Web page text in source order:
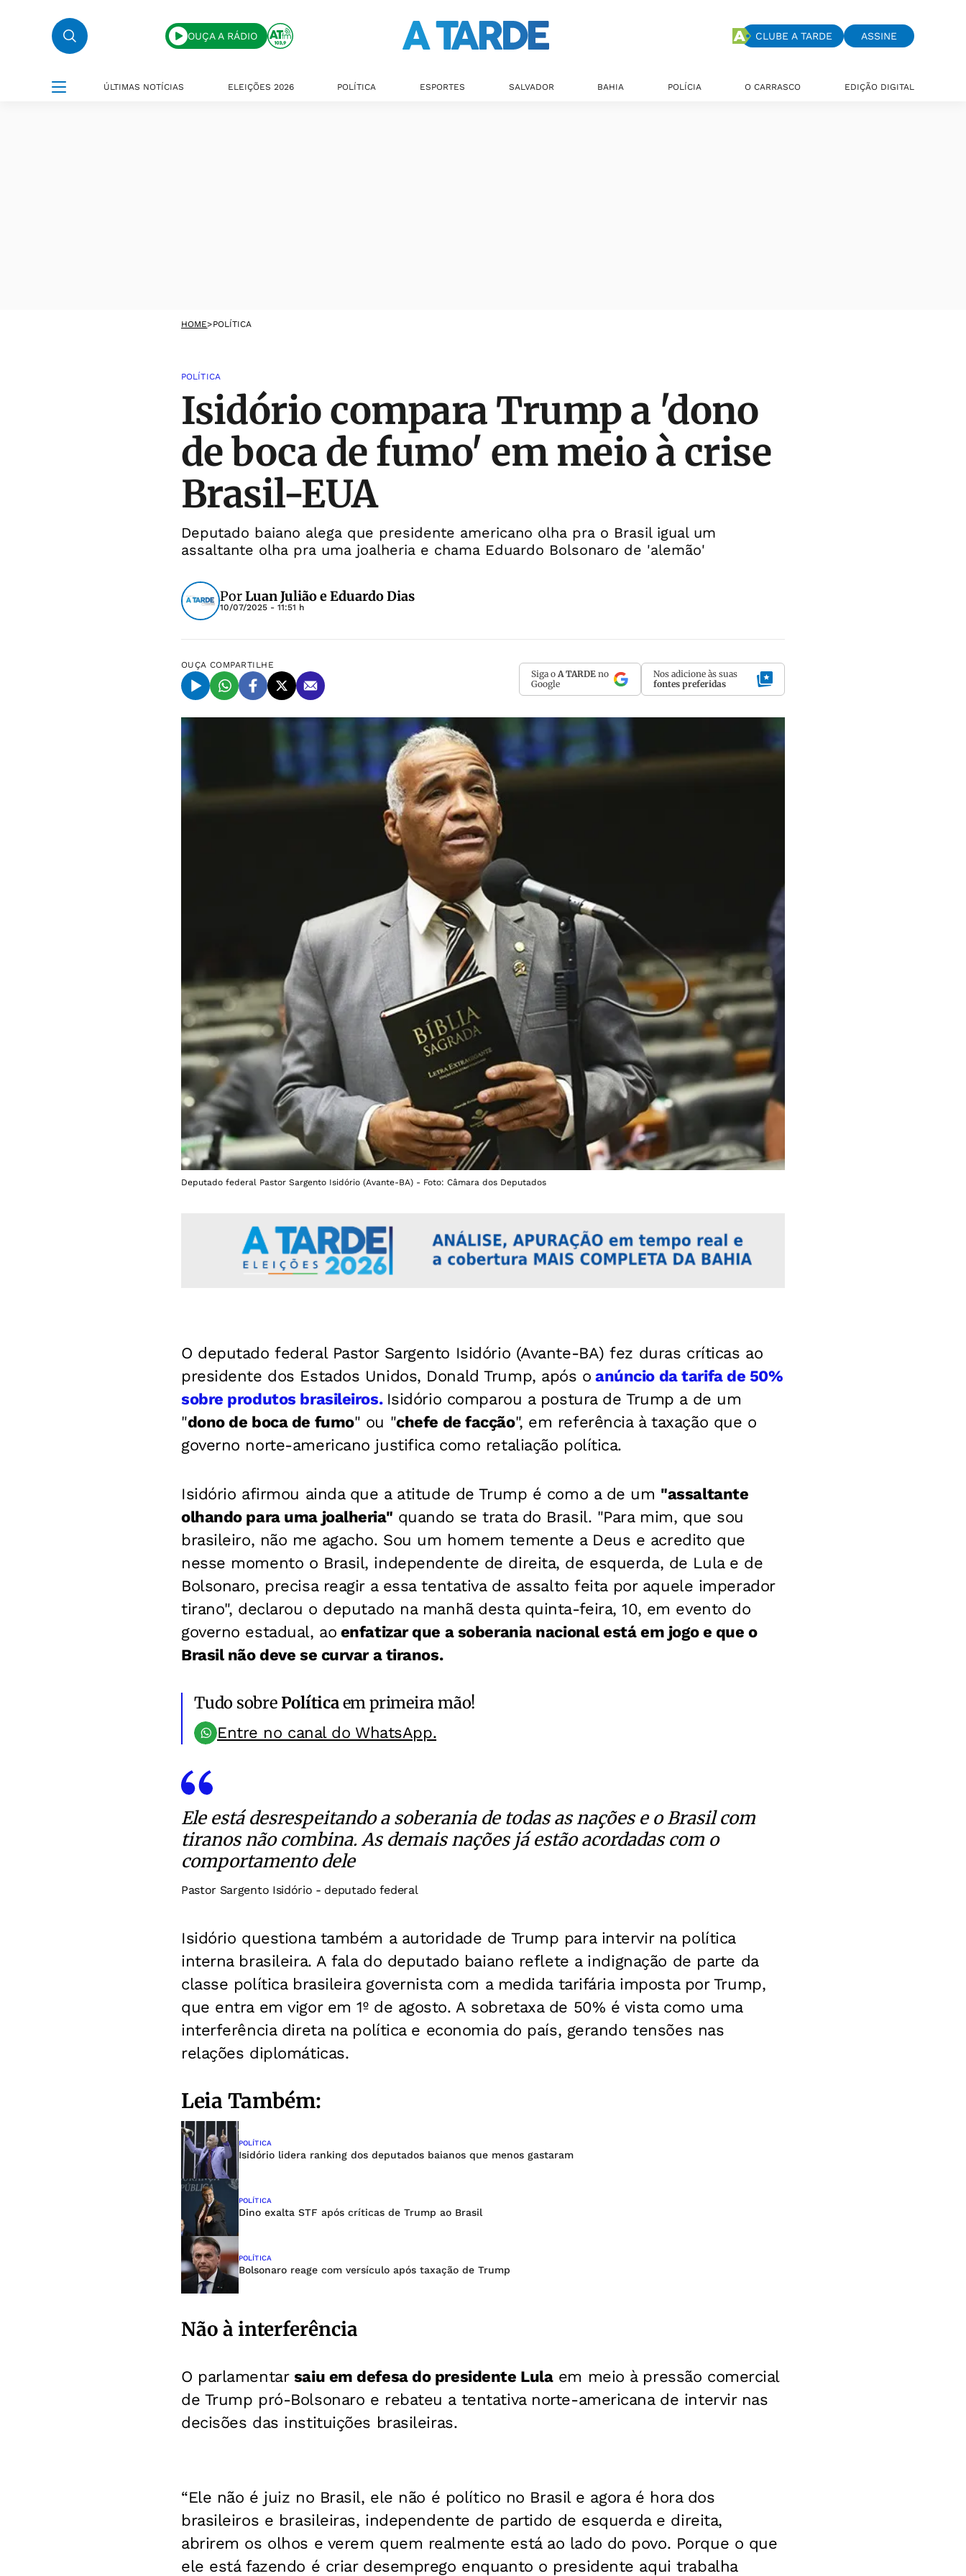
OUÇA A RÁDIO CLUBE A TARDE ASSINE
ÚLTIMAS NOTÍCIAS ELEIÇÕES 2026 POLÍTICA ESPORTES SALVADOR BAHIA POLÍCIA O CARRASCO EDIÇÃO DIGITAL
HOME>POLÍTICA
POLÍTICA
Isidório compara Trump a 'dono
de boca de fumo' em meio à crise
Brasil-EUA
Deputado baiano alega que presidente americano olha pra o Brasil igual um
assaltante olha pra uma joalheria e chama Eduardo Bolsonaro de 'alemão'
PorLuan Julião e Eduardo Dias
10/07/2025 - 11:51 h
OUÇA COMPARTILHE
Siga o A TARDE no
Google
Nos adicione às suas
fontes preferidas
Deputado federal Pastor Sargento Isidório (Avante-BA) - Foto: Câmara dos Deputados
O deputado federal Pastor Sargento Isidório (Avante-BA) fez duras críticas ao
presidente dos Estados Unidos, Donald Trump, após o anúncio da tarifa de 50%
sobre produtos brasileiros. Isidório comparou a postura de Trump a de um
"dono de boca de fumo" ou "chefe de facção", em referência à taxação que o
governo norte-americano justifica como retaliação política.
Isidório afirmou ainda que a atitude de Trump é como a de um "assaltante
olhando para uma joalheria" quando se trata do Brasil. "Para mim, que sou
brasileiro, não me agacho. Sou um homem temente a Deus e acredito que
nesse momento o Brasil, independente de direita, de esquerda, de Lula e de
Bolsonaro, precisa reagir a essa tentativa de assalto feita por aquele imperador
tirano", declarou o deputado na manhã desta quinta-feira, 10, em evento do
governo estadual, ao enfatizar que a soberania nacional está em jogo e que o
Brasil não deve se curvar a tiranos.
Tudo sobrePolíticaem primeira mão!
Entre no canal do WhatsApp.
Ele está desrespeitando a soberania de todas as nações e o Brasil com
tiranos não combina. As demais nações já estão acordadas com o
comportamento dele
Pastor Sargento Isidório - deputado federal
Isidório questiona também a autoridade de Trump para intervir na política
interna brasileira. A fala do deputado baiano reflete a indignação de parte da
classe política brasileira governista com a medida tarifária imposta por Trump,
que entra em vigor em 1º de agosto. A sobretaxa de 50% é vista como uma
interferência direta na política e economia do país, gerando tensões nas
relações diplomáticas.
Leia Também:
POLÍTICA
Isidório lidera ranking dos deputados baianos que menos gastaram
POLÍTICA
Dino exalta STF após críticas de Trump ao Brasil
POLÍTICA
Bolsonaro reage com versículo após taxação de Trump
Não à interferência
O parlamentar saiu em defesa do presidente Lulaem meio à pressão comercial
de Trump pró-Bolsonaro e rebateu a tentativa norte-americana de intervir nas
decisões das instituições brasileiras.
“Ele não é juiz no Brasil, ele não é político no Brasil e agora é hora dos
brasileiros e brasileiras, independente de partido de esquerda e direita,
abrirem os olhos e verem quem realmente está ao lado do povo. Porque o que
ele está fazendo é criar desemprego enquanto o presidente aqui trabalha